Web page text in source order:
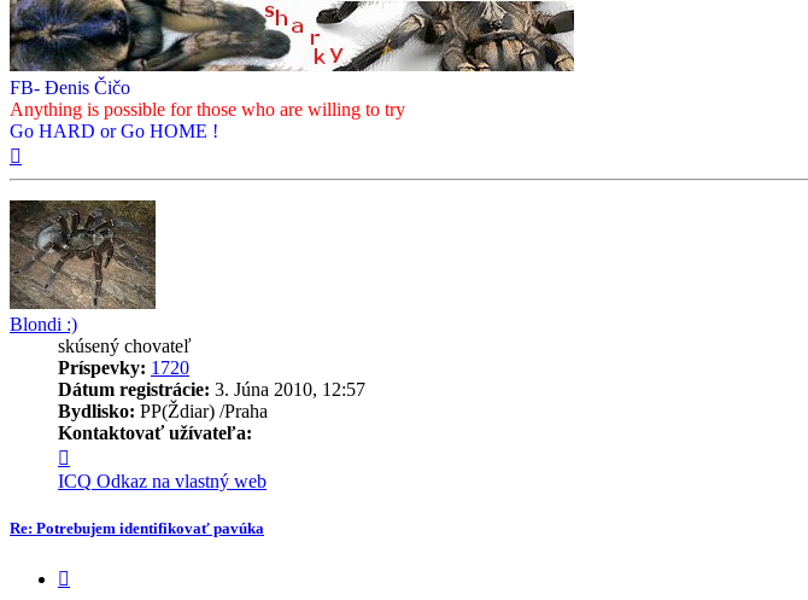
FB- Đenis Čičo
Anything is possible for those who are willing to try
Go HARD or Go HOME !
Blondi :)
skúsený chovateľ
Príspevky: 1720
Dátum registrácie: 3. Júna 2010, 12:57
Bydlisko: PP(Ždiar) /Praha
Kontaktovať užívateľa:
informácie
užívateľa
-
Blondi
ICQ Odkaz na vlastný web
Re: Potrebujem identifikovať pavúka